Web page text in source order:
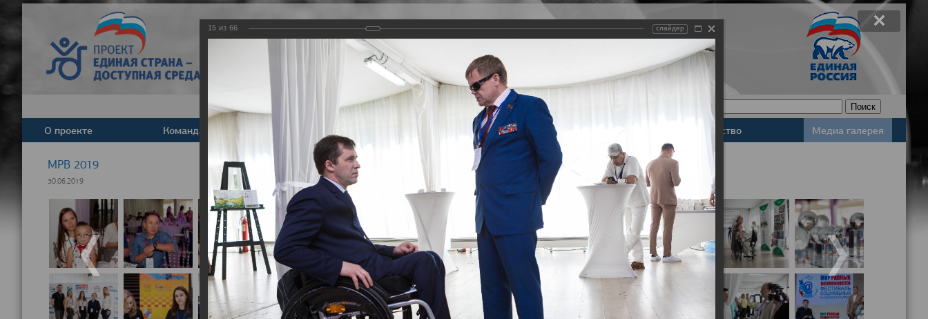
Задать вопрос
Версия для слабовидящих
О проекте Команда Деятельность Базы данных Законодательство Медиа галерея
МРВ 2019
30.06.2019
15 из 66 слайдер